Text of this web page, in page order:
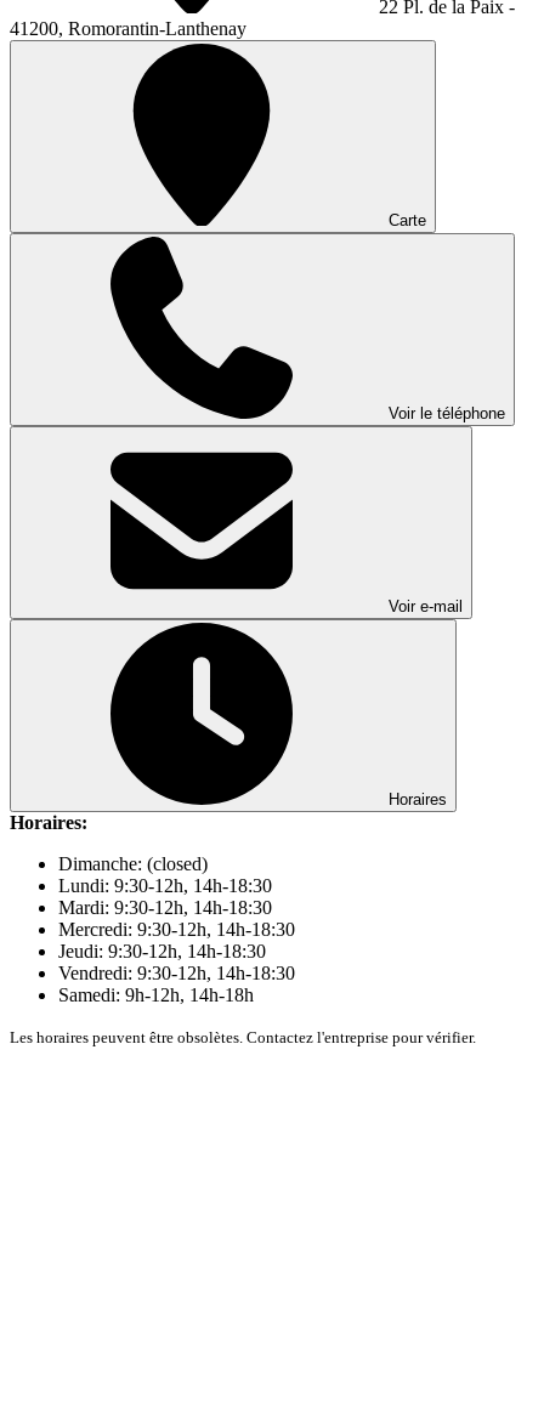
22 Pl. de la Paix -
41200, Romorantin-Lanthenay
Carte
Voir le téléphone
Voir e-mail
Horaires
Horaires:
Dimanche: (closed)
Lundi: 9:30-12h, 14h-18:30
Mardi: 9:30-12h, 14h-18:30
Mercredi: 9:30-12h, 14h-18:30
Jeudi: 9:30-12h, 14h-18:30
Vendredi: 9:30-12h, 14h-18:30
Samedi: 9h-12h, 14h-18h
Les horaires peuvent être obsolètes. Contactez l'entreprise pour vérifier.